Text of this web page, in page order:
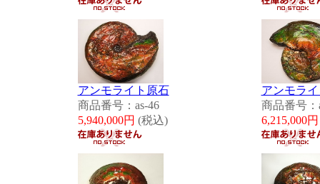
アンモライト原石
商品番号：as-46
5,940,000円 (税込)
アンモラ
商品番号：
6,215,000